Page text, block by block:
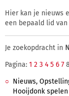
Hier kan je nieuws
een bepaald lid
Je zoekopdracht in
Pagina: 1 2 3 4 5 6 7 8
Nieuws,
Hooijdonk spelen